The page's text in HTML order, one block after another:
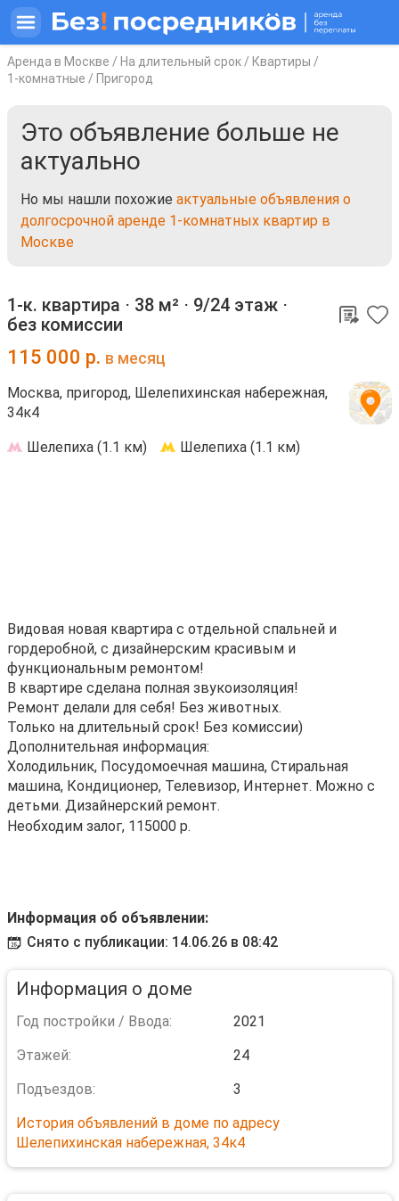
Аренда в Москве / На длительный срок / Квартиры /
1-комнатные / Пригород
Это объявление больше не
актуально
Но мы нашли похожие актуальные объявления о
долгосрочной аренде 1-комнатных квартир в
Москве
1-к. квартира ⋅ 38 м² ⋅ 9/24 этаж ⋅
без комиссии
115 000 р. в месяц
Москва, пригород, Шелепихинская набережная,
34к4
Шелепиха (1.1 км) Шелепиха (1.1 км)
Видовая новая квартира с отдельной спальней и
гордеробной, с дизайнерским красивым и
функциональным ремонтом!
В квартире сделана полная звукоизоляция!
Ремонт делали для себя! Без животных.
Только на длительный срок! Без комиссии)
Дополнительная информация:
Холодильник, Посудомоечная машина, Стиральная
машина, Кондиционер, Телевизор, Интернет. Можно с
детьми. Дизайнерский ремонт.
Необходим залог, 115000 р.
Информация об объявлении:
Снято с публикации: 14.06.26 в 08:42
Информация о доме
Год постройки / Ввода:
2021
Этажей:
24
Подъездов:
3
История объявлений в доме по адресу
Шелепихинская набережная, 34к4